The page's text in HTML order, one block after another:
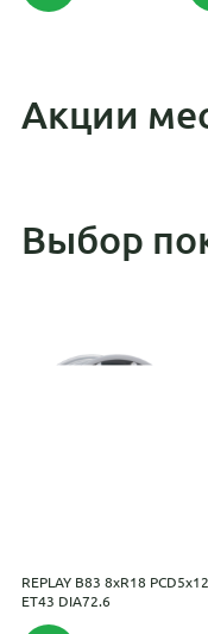
Акции
Выбор
REPLAY B83 8xR18
ET43 DIA72.6